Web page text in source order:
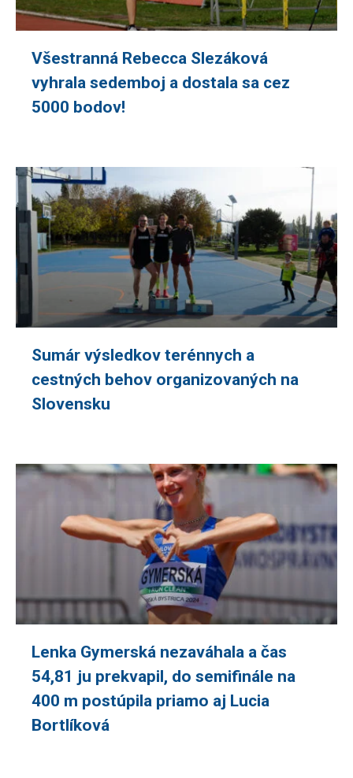
Všestranná Rebecca Slezáková
vyhrala sedemboj a dostala sa cez
5000 bodov!
Sumár výsledkov terénnych a
cestných behov organizovaných na
Slovensku
Lenka Gymerská nezaváhala a čas
54,81 ju prekvapil, do semifinále na
400 m postúpila priamo aj Lucia
Bortlíková